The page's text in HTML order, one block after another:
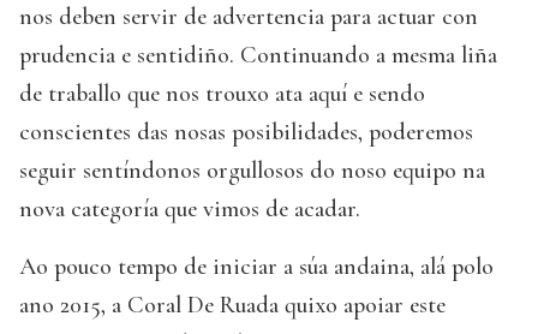
nos deben servir de advertencia para actuar con
prudencia e sentidiño. Continuando a mesma liña
de traballo que nos trouxo ata aquí e sendo
conscientes das nosas posibilidades, poderemos
seguir sentíndonos orgullosos do noso equipo na
nova categoría que vimos de acadar.
Ao pouco tempo de iniciar a súa andaina, alá polo
ano 2015, a Coral De Ruada quixo apoiar este